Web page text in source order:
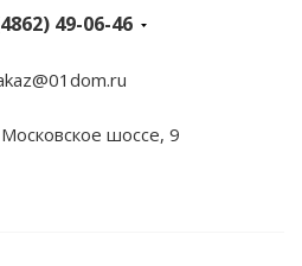
49-06-46
шоссе, 9